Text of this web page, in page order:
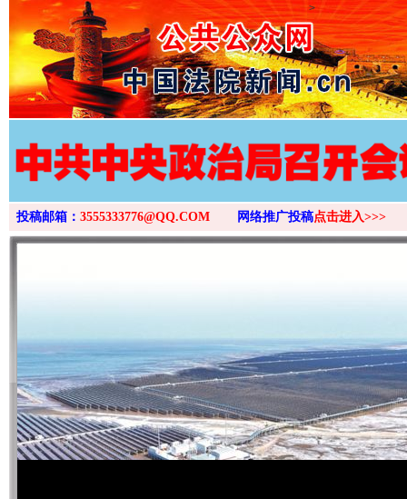
>
投稿邮箱： 3555333776@QQ.COM 网络推广投稿点击进入>>>